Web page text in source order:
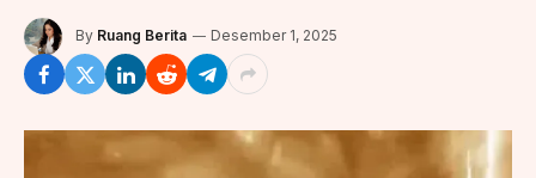
By Ruang Berita Desember 1, 2025